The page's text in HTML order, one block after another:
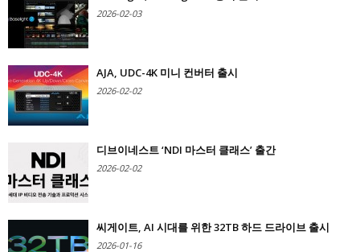
2026-02-03
AJA, UDC-4K 미니 컨버터 출시
2026-02-02
디브이네스트 ‘NDI 마스터 클래스’ 출간
2026-02-02
씨게이트, AI 시대를 위한 32TB 하드 드라이브 출시
2026-01-16